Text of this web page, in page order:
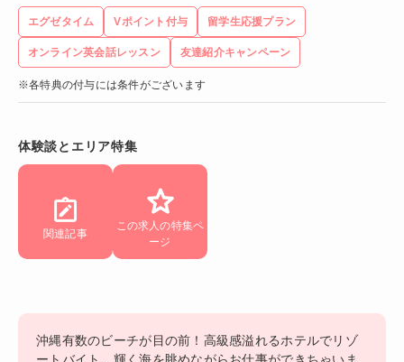
エグゼタイム Vポイント付与 留学生応援プラン
オンライン英会話レッスン 友達紹介キャンペーン
※各特典の付与には条件がございます
体験談とエリア特集
関連記事
この求人の特集ペ
ージ
沖縄有数のビーチが目の前！高級感溢れるホテルでリゾ